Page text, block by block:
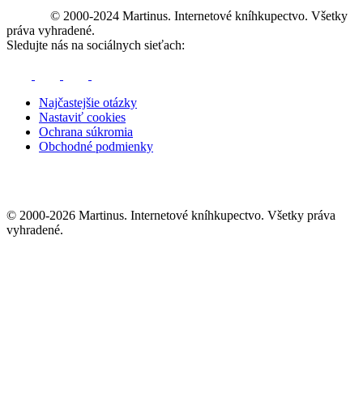
© 2000-2024 Martinus. Internetové kníhkupectvo. Všetky
práva vyhradené.
Sledujte nás na sociálnych sieťach:
Najčastejšie otázky
Nastaviť cookies
Ochrana súkromia
Obchodné podmienky
© 2000-2026 Martinus. Internetové kníhkupectvo. Všetky práva
vyhradené.